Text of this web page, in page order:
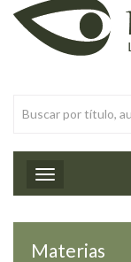
Toggle
Materias